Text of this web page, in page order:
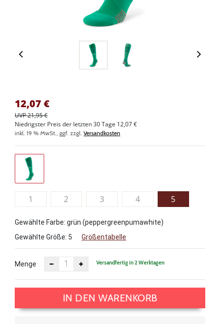
12,07 €
UVP 21,95 €
Niedrigster Preis der letzten 30 Tage 12,07 €
inkl. 19 % MwSt., ggf. zzgl. Versandkosten
1 2 3 4 5
Gewählte Farbe: grün (peppergreenpumawhite)
Gewählte Größe: 5 Größentabelle
Menge Versandfertig in 2 Werktagen
IN DEN WARENKORB